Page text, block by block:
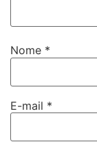
Nome *
E-mail *